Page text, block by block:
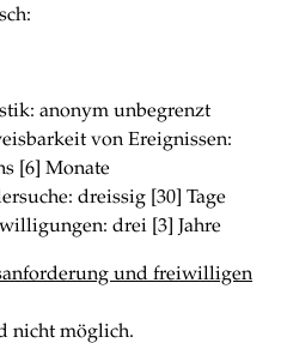
anonym unbegrenzt
von Ereignissen:
[6] Monate
dreissig [30] Tage
drei [3] Jahre
und freiwilligen
nicht möglich.